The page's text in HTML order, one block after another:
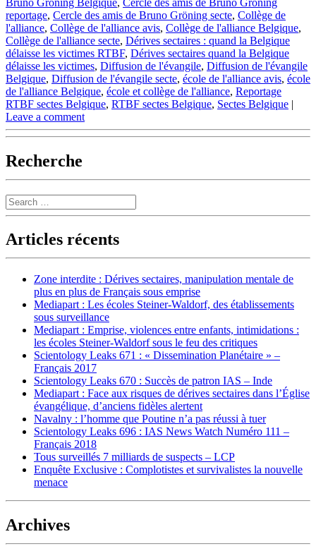
reportage, Cercle des amis de Bruno Gröning secte, Collège de
l'alliance, Collège de l'alliance avis, Collège de l'alliance Belgique,
Collège de l'alliance secte, Dérives sectaires : quand la Belgique
délaisse les victimes RTBF, Dérives sectaires quand la Belgique
délaisse les victimes, Diffusion de l'évangile, Diffusion de l'évangile
Belgique, Diffusion de l'évangile secte, école de l'alliance avis, école
de l'alliance Belgique, école et collège de l'alliance, Reportage
RTBF sectes Belgique, RTBF sectes Belgique, Sectes Belgique |
Leave a comment
Recherche
Search
Articles récents
Zone interdite : Dérives sectaires, manipulation mentale de
plus en plus de Français sous emprise
Mediapart : Les écoles Steiner-Waldorf, des établissements
sous surveillance
Mediapart : Emprise, violences entre enfants, intimidations :
les écoles Steiner-Waldorf sous le feu des critiques
Scientology Leaks 671 : « Dissemination Planétaire » –
Français 2017
Scientology Leaks 670 : Succès de patron IAS – Inde
Mediapart : Face aux risques de dérives sectaires dans l’Église
évangélique, d’anciens fidèles alertent
Navalny : l’homme que Poutine n’a pas réussi à tuer
Scientology Leaks 696 : IAS News Watch Numéro 111 –
Français 2018
Tous surveillés 7 milliards de suspects – LCP
Enquête Exclusive : Complotistes et survivalistes la nouvelle
menace
Archives